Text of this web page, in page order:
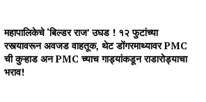
महापालिकेचे ‘बिल्डर राज’ उघड ! १२ फुटांच्या
रस्त्यावरून अवजड वाहतूक, थेट डोंगरमाथ्यावर PMC
ची कुऱ्हाड अन PMC च्याच गाड्यांकडून राडारोड्याचा
भराव!